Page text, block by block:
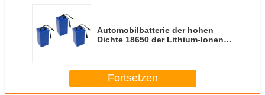
Automobilbatterie der hohen
Dichte 18650 der Lithium-Ionen-
Fortsetzen